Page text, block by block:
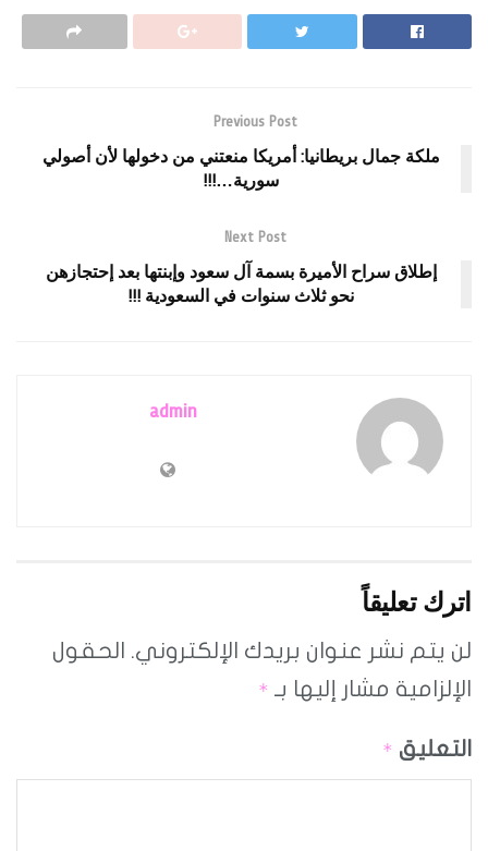
Previous Post
ملكة جمال بريطانيا: أمريكا منعتني من دخولها لأن أصولي
سورية…!!!
Next Post
إطلاق سراح الأميرة بسمة آل سعود وإبنتها بعد إحتجازهن
نحو ثلاث سنوات في السعودية !!!
admin
اترك تعليقاً
لن يتم نشر عنوان بريدك الإلكتروني. الحقول
الإلزامية مشار إليها بـ *
التعليق *